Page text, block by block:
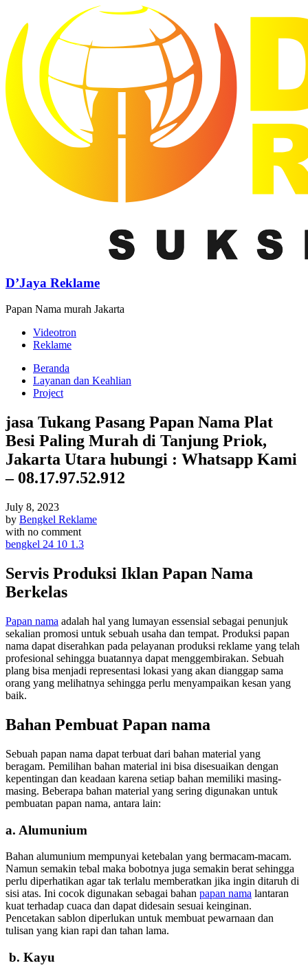
D’Jaya Reklame
Papan Nama murah Jakarta
Videotron
Reklame
Beranda
Layanan dan Keahlian
Project
jasa Tukang Pasang Papan Nama Plat
Besi Paling Murah di Tanjung Priok,
Jakarta Utara hubungi : Whatsapp Kami
– 08.17.97.52.912
July 8, 2023
by Bengkel Reklame
with no comment
bengkel 24 10 1.3
Servis Produksi Iklan Papan Nama
Berkelas
Papan nama adalah hal yang lumayan essensial sebagai penunjuk
sekalian promosi untuk sebuah usaha dan tempat. Produksi papan
nama dapat diserahkan pada pelayanan produksi reklame yang telah
profesional sehingga buatannya dapat menggembirakan. Sebuah
plang bisa menjadi representasi lokasi yang akan dianggap sama
orang yang melihatnya sehingga perlu menyampaikan kesan yang
baik.
Bahan Pembuat Papan nama
Sebuah papan nama dapat terbuat dari bahan material yang
beragam. Pemilihan bahan material ini bisa disesuaikan dengan
kepentingan dan keadaan karena setiap bahan memiliki masing-
masing. Beberapa bahan material yang sering digunakan untuk
pembuatan papan nama, antara lain:
a. Alumunium
Bahan alumunium mempunyai ketebalan yang bermacam-macam.
Namun semakin tebal maka bobotnya juga semakin berat sehingga
perlu diperhatikan agar tak terlalu memberatkan jika ingin ditaruh di
sisi atas. Ini cocok digunakan sebagai bahan papan nama lantaran
kuat terhadap cuaca dan dapat didesain sesuai keinginan.
Pencetakan sablon diperlukan untuk membuat pewarnaan dan
tulisan yang kian rapi dan tahan lama.
b. Kayu